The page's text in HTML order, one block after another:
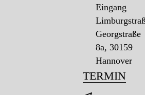
Eingang
Georgstraße
8a, 30159
Hannover
TERMIN